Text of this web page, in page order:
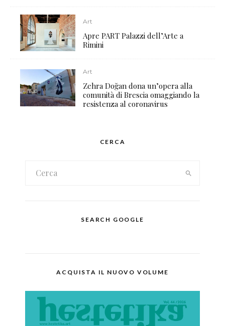
Art
Apre PART Palazzi dell’Arte a
Rimini
Art
Zehra Doğan dona un’opera alla
comunità di Brescia omaggiando la
resistenza al coronavirus
CERCA
SEARCH GOOGLE
ACQUISTA IL NUOVO VOLUME